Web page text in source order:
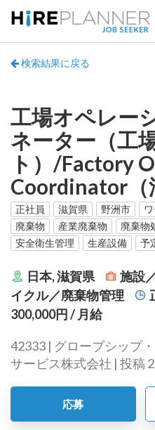
検索結果に戻る
工場オペレー
ネーター（工
ト）/Factory
Coordinator（
正社員 滋賀県 野洲市
廃棄物
産業廃棄物 廃棄物
安全衛生管理
生産設備 予
日本, 滋賀県
施設
イクル／廃棄物管理
300,000円/ 月給
42333 | グローブシップ
サービス株式会社 | 投稿
応募